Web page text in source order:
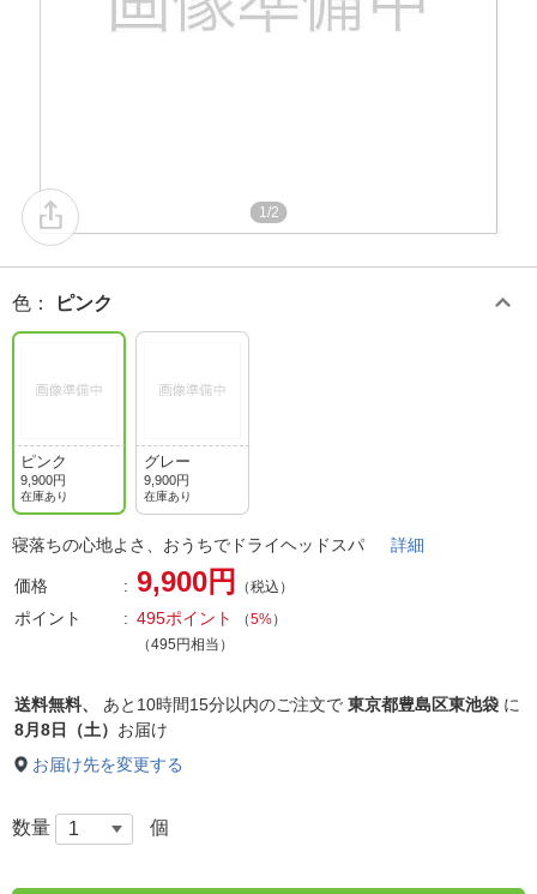
1/2
色 ： ピンク
ピンク
9,900円
在庫あり
グレー
9,900円
在庫あり
寝落ちの心地よさ、おうちでドライヘッドスパ 詳細
価格 9,900円 （税込）
ポイント 495ポイント （5%）
（495円相当）
送料無料、 あと 10時間15分以内のご注文で 東京都豊島区東池袋 に
8月8日（土） お届け
お届け先を変更する
数量 個